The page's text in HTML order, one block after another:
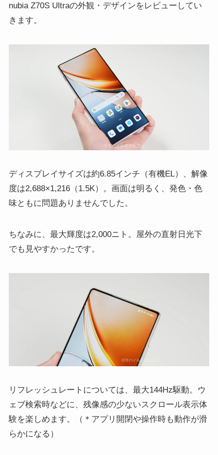
nubia Z70S Ultraの外観・デザインをレビューしてい
きます。
ディスプレイサイズは約6.85インチ（有機EL）、解像
度は2,688×1,216（1.5K）。画面は明るく、発色・色
味ともに問題ありませんでした。
ちなみに、最大輝度は2,000ニト。屋外の直射日光下
でも見やすかったです。
リフレッシュレートについては、最大144Hz駆動。ウ
ェブ検索時などに、残像感の少ないスクロール表示体
験を楽しめます。（＊アプリ開閉や操作時も動作が滑
らかになる）